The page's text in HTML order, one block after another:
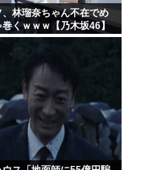
、林瑠奈ちゃん不在でめ
巻くｗｗｗ【乃木坂46】